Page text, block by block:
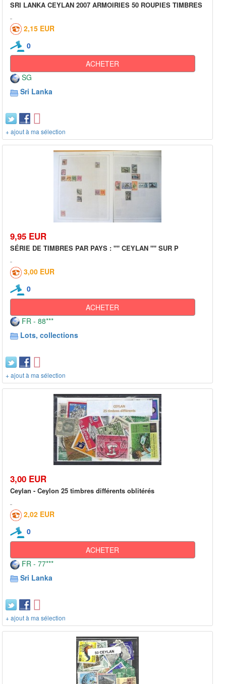
SRI LANKA CEYLAN 2007 ARMOIRIES 50 ROUPIES TIMBRES
2,15 EUR
0
ACHETER
SG
Sri Lanka
+ ajout à ma sélection
9,95 EUR
SÉRIE DE TIMBRES PAR PAYS : "" CEYLAN "" SUR P
3,00 EUR
0
ACHETER
FR - 88***
Lots, collections
+ ajout à ma sélection
3,00 EUR
Ceylan - Ceylon 25 timbres différents oblitérés
2,02 EUR
0
ACHETER
FR - 77***
Sri Lanka
+ ajout à ma sélection